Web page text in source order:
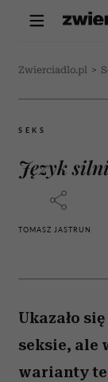
Zwierciadlo.pl >
SEKS
Język
TOMASZ JASTRUN
Ukazało
seksie, ale
warianty